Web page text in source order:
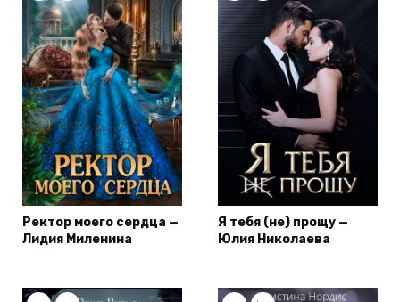
Ректор моего сердца —
Лидия Миленина
Я тебя (не) прощу —
Юлия Николаева